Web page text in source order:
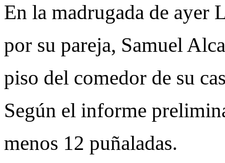
En la madrugada de ayer
por su pareja, Samuel
piso del comedor de su
Según el informe
menos 12 puñaladas.